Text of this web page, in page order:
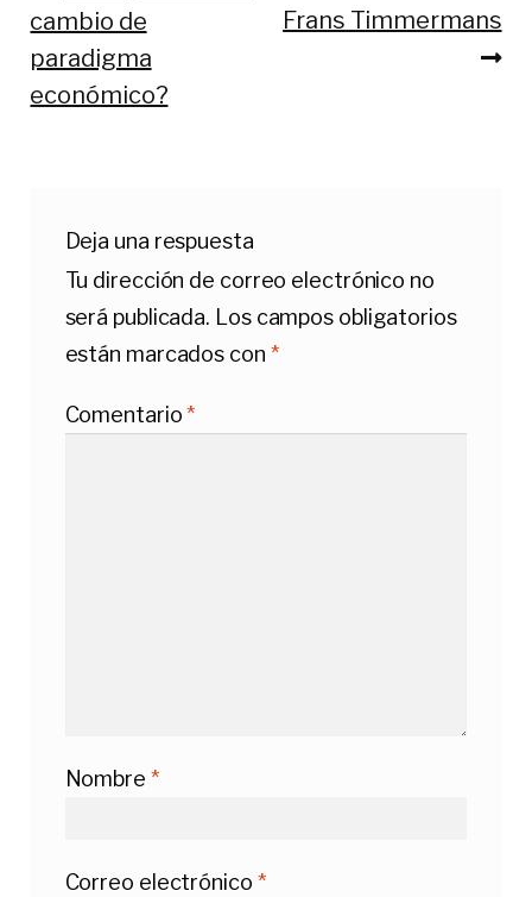
de
entradas
cambio de
paradigma
económico?
Frans Timmermans
Deja una respuesta
Tu dirección de correo electrónico no
será publicada. Los campos obligatorios
están marcados con *
Comentario*
Nombre *
Correo electrónico *